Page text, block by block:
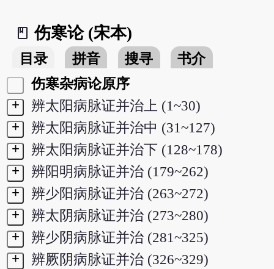
book_2
伤寒论 (宋本)
目录 拼音 搜寻
书介
伤寒杂病论原序
+
辨太阳病脉证并治上 (1~30)
+
辨太阳病脉证并治中 (31~127)
+
辨太阳病脉证并治下 (128~178)
+
辨阳明病脉证并治 (179~262)
+
辨少阳病脉证并治 (263~272)
+
辨太阴病脉证并治 (273~280)
+
辨少阴病脉证并治 (281~325)
+
辨厥阴病脉证并治 (326~329)